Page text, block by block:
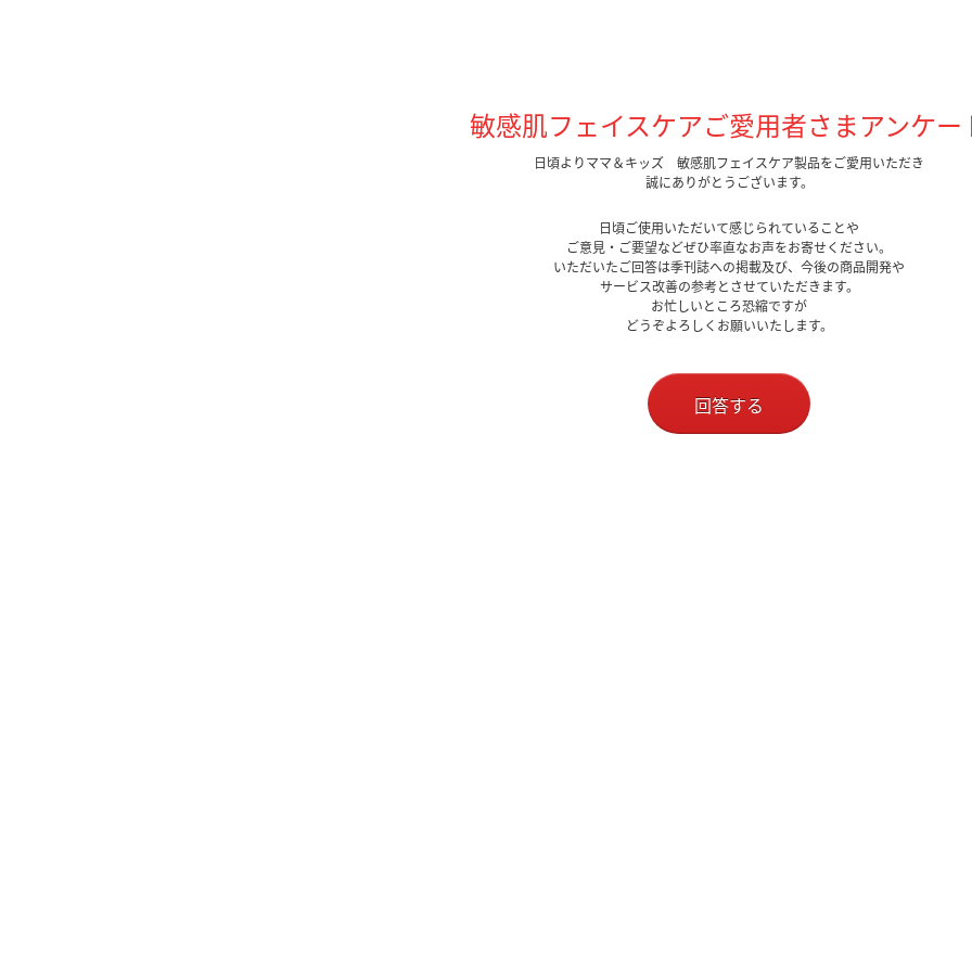
敏感肌フェイスケアご愛用者さまアンケー
日頃よりママ＆キッズ 敏感肌フェイスケア製品をご愛用いただき
誠にありがとうございます。
日頃ご使用いただいて感じられていることや
ご意見・ご要望などぜひ率直なお声をお寄せください。
いただいたご回答は季刊誌への掲載及び、今後の商品開発や
サービス改善の参考とさせていただきます。
お忙しいところ恐縮ですが
どうぞよろしくお願いいたします。
回答する